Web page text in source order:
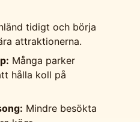
tidigt och börja
attraktionerna.
Många parker
hålla koll på
Mindre besökta